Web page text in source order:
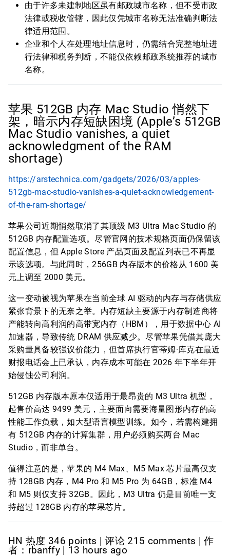
由于许多未建制地区虽有邮政城市名称，但不受市政
法律或税收管辖，因此仅凭城市名称无法准确判断法
律适用范围。
企业和个人在处理地址信息时，仍需结合完整地址进
行法律和税务判断，不能仅依赖邮政系统推荐的城市
名称。
苹果 512GB 内存 Mac Studio 悄然下
架，暗示内存短缺困境 (Apple’s 512GB
Mac Studio vanishes, a quiet
acknowledgment of the RAM
shortage)
https://arstechnica.com/gadgets/2026/03/apples-
512gb-mac-studio-vanishes-a-quiet-acknowledgement-
of-the-ram-shortage/
苹果公司近期悄然取消了其顶级 M3 Ultra Mac Studio 的
512GB 内存配置选项。尽管官网的技术规格页面仍保留该
配置信息，但 Apple Store 产品页面及配置列表已不再显
示该选项。与此同时，256GB 内存版本的价格从 1600 美
元上调至 2000 美元。
这一变动被视为苹果在当前全球 AI 驱动的内存与存储供应
紧张背景下的无奈之举。内存短缺主要源于内存制造商将
产能转向高利润的高带宽内存（HBM），用于数据中心 AI
加速器，导致传统 DRAM 供应减少。尽管苹果凭借其庞大
采购量具备较强议价能力，但首席执行官蒂姆·库克在最近
财报电话会上已承认，内存成本可能在 2026 年下半年开
始侵蚀公司利润。
512GB 内存版本原本仅适用于最昂贵的 M3 Ultra 机型，
起售价高达 9499 美元，主要面向需要海量图形内存的高
性能工作负载，如大型语言模型训练。如今，若需构建拥
有 512GB 内存的计算集群，用户必须购买两台 Mac
Studio，而非单台。
值得注意的是，苹果的 M4 Max、M5 Max 芯片最高仅支
持 128GB 内存，M4 Pro 和 M5 Pro 为 64GB，标准 M4
和 M5 则仅支持 32GB。因此，M3 Ultra 仍是目前唯一支
持超过 128GB 内存的苹果芯片。
HN 热度 346 points | 评论 215 comments | 作
者：rbanffy | 13 hours ago